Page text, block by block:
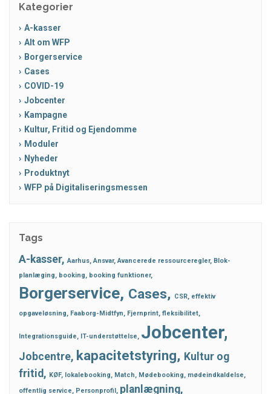
Kategorier
A-kasser
Alt om WFP
Borgerservice
Cases
COVID-19
Jobcenter
Kampagne
Kultur, Fritid og Ejendomme
Moduler
Nyheder
Produktnyt
WFP på Digitaliseringsmessen
Tags
A-kasser Aarhus Ansvar Avancerede ressourceregler Blok-
planlæging
booking booking funktioner
Borgerservice Cases CSR effektiv
opgaveløsning Faaborg-Midtfyn Fjernprint fleksibilitet
Integrationsguide IT-understøttelse Jobcenter
Jobcentre kapacitetstyring
Kultur og
fritid
KØF lokalebooking Match Mødebooking
mødeindkaldelse
offentlig service
Personprofil planlægning